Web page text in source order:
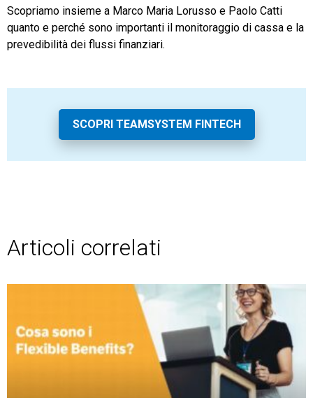
HR
Trust Services
TeamSystem Corporate
TeamSystem Store
Scopriamo insieme a Marco Maria Lorusso e Paolo Catti
quanto e perché sono importanti il monitoraggio di cassa e la
prevedibilità dei flussi finanziari.
SCOPRI TEAMSYSTEM FINTECH
Articoli correlati